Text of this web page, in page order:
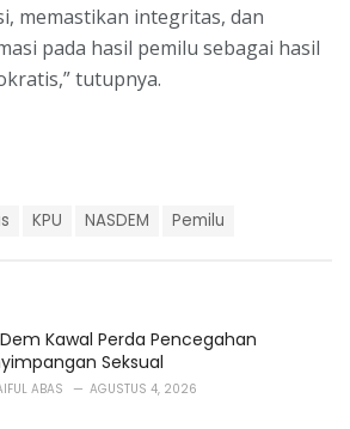
memastikan integritas, dan
pada hasil pemilu sebagai hasil
tutupnya.
KPU NASDEM Pemilu
Kawal Perda Pencegahan
Seksual
ABAS AGUSTUS 4, 2026